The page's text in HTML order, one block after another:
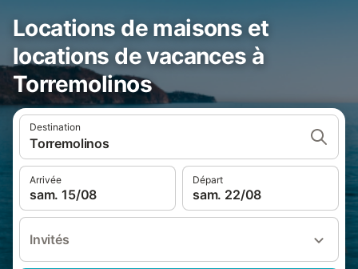
Locations de maisons et
locations de vacances à
Torremolinos
Destination
Torremolinos
Arrivée
sam. 15/08
Départ
sam. 22/08
Invités